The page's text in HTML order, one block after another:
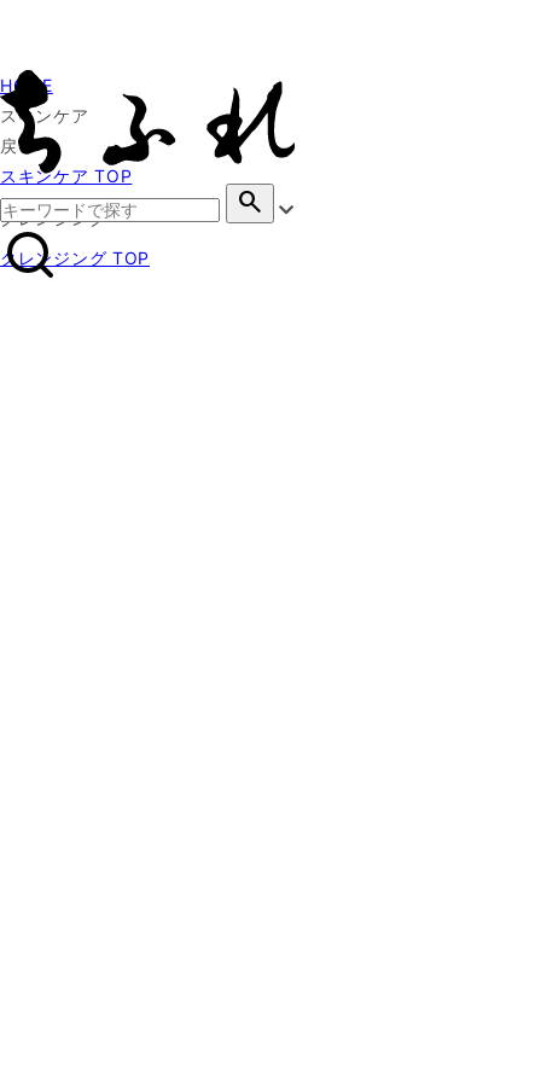
search
HOME
スキンケア
戻る
スキンケア TOP
クレンジング
クレンジング TOP